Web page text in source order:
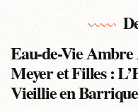
Eau-de-Vie Ambre
Meyer et Filles :
Vieillie en Barrique